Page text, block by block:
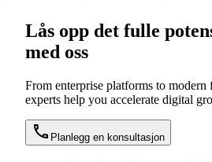
Lås opp det fulle
med oss
From enterprise platforms to
experts help you accelerate digital
Planlegg en konsultasjon